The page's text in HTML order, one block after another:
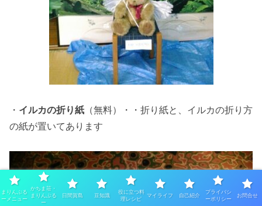
・ イルカの折り紙 （無料）・・折り紙と、イルカの折り方
の紙が置いてあります
まりんぶる
ーメニュー
かちま荘・
まりんぶる
ー
日間賀島 豆知識
役に立つ料
理レシピ
マイライフ 自己紹介
プライバシ
ーポリシー
お問合せ